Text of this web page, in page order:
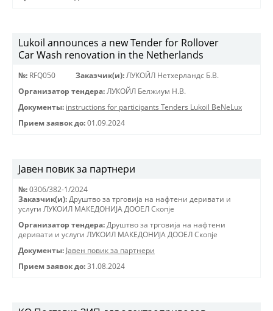
Lukoil announces a new Tender for Rollover
Car Wash renovation in the Netherlands
№: RFQ050 Заказчик(и): ЛУКОЙЛ Нетхерландс Б.В.
Организатор тендера: ЛУКОЙЛ Белжиум Н.В.
Документы: instructions for participants Tenders Lukoil BeNeLux
Прием заявок до: 01.09.2024
Јавен повик за партнери
№: 0306/382-1/2024
Заказчик(и): Друштво за трговиjа на нафтени деривати и
услуги ЛУКОИЛ МАКЕДОНИJА ДООЕЛ Скопjе
Организатор тендера: Друштво за трговиjа на нафтени
деривати и услуги ЛУКОИЛ МАКЕДОНИJА ДООЕЛ Скопjе
Документы: Јавен повик за партнери
Прием заявок до: 31.08.2024